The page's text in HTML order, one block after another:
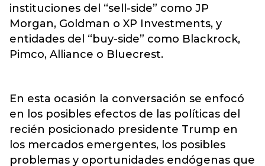
instituciones del “sell-side” como JP
Morgan, Goldman o XP Investments, y
entidades del “buy-side” como Blackrock,
Pimco, Alliance o Bluecrest.
En esta ocasión la conversación se enfocó
en los posibles efectos de las políticas del
recién posicionado presidente Trump en
los mercados emergentes, los posibles
problemas y oportunidades endógenas que